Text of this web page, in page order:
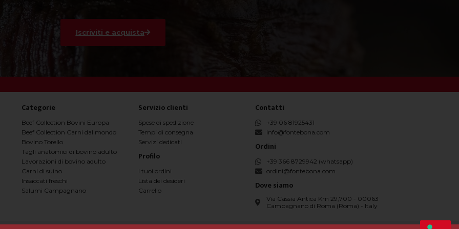
Iscriviti e acquista
Categorie
Beef Collection Bovini Europa
Beef Collection Carni dal mondo
Bovino Torello
Tagli anatomici di bovino adulto
Lavorazioni di bovino adulto
Carni di suino
Insaccati freschi
Salumi Campagnano
Servizio clienti
Spese di spedizione
Tempi di consegna
Servizi dedicati
Profilo
I tuoi ordini
Lista dei desideri
Carrello
Contatti
+39 06 81925431
info@fontebona.com
Ordini
+39 366 8729942 (whatsapp)
ordini@fontebona.com
Dove siamo
Via Cassia Antica Km 29,700 - 00063
Campagnano di Roma (Roma) - Italy